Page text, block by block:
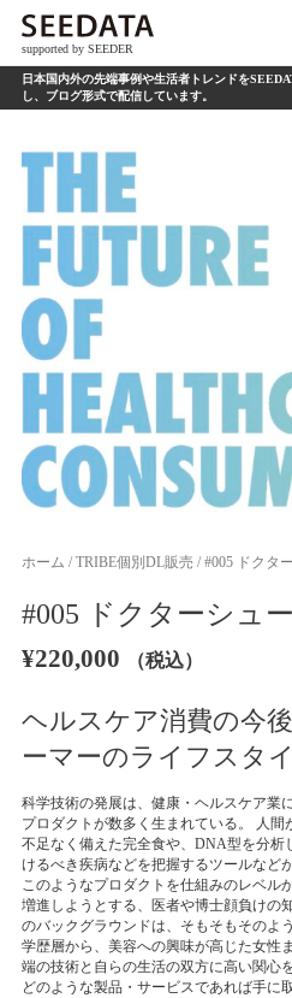
supported by SEEDER
日本国内外の先端事例や生活者トレンドを
し、ブログ形式で配信しています。
ホーム /TRIBE個別DL販売 / #005 ドクタ
#005 ドクターシュ
¥220,000 （税込）
ヘルスケア消費の今
ーマーのライフスタ
科学技術の発展は、健康・ヘルスケア業
プロダクトが数多く生まれている。 人
不足なく備えた完全食や、DNA型を分析
けるべき疾病などを把握するツールなど
このようなプロダクトを仕組みのレベル
増進しようとする、医者や博士顔負けの
のバックグラウンドは、そもそもそのよ
学歴層から、美容への興味が高じた女性
端の技術と自らの生活の双方に高い関心
どのような製品・サービスであれば手に